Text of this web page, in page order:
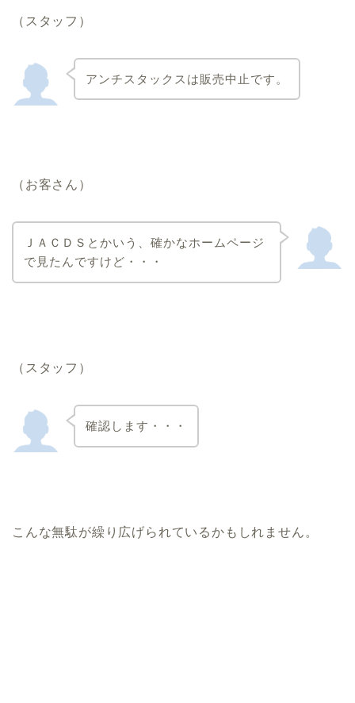
（スタッフ）
アンチスタックスは販売中止です。
（お客さん）
ＪＡＣＤＳとかいう、確かなホームページ
で見たんですけど・・・
（スタッフ）
確認します・・・
こんな無駄が繰り広げられているかもしれません。